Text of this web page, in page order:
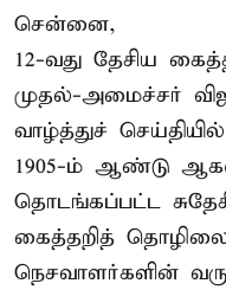
சென்னை,
12-வது தேசிய
முதல்-அமைச்சர்
வாழ்த்துச் செய்தியில்
1905-ம் ஆண்டு
தொடங்கப்பட்ட
கைத்தறித் தொழிலை
நெசவாளர்களின்